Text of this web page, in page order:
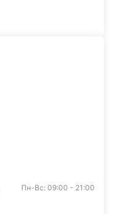
Пн-Вс: 09:00 - 21:00